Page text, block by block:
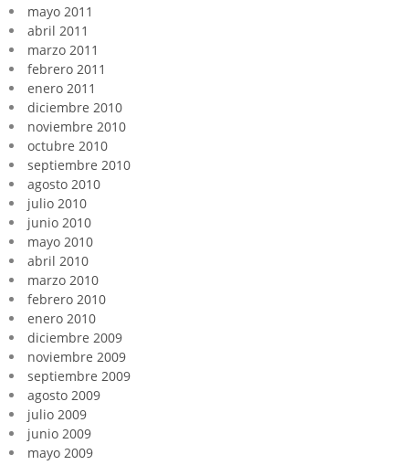
mayo 2011
abril 2011
marzo 2011
febrero 2011
enero 2011
diciembre 2010
noviembre 2010
octubre 2010
septiembre 2010
agosto 2010
julio 2010
junio 2010
mayo 2010
abril 2010
marzo 2010
febrero 2010
enero 2010
diciembre 2009
noviembre 2009
septiembre 2009
agosto 2009
julio 2009
junio 2009
mayo 2009